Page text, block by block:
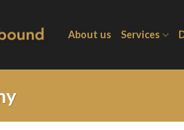
About us Services